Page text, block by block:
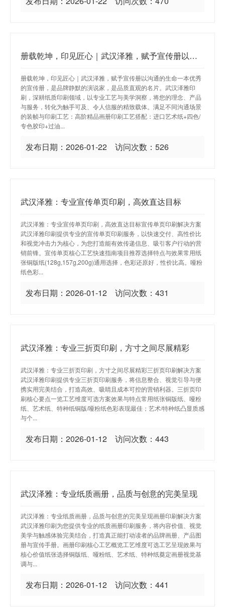
册载乾坤，印见匠心｜武汉泽雅，赋予宣传册以沟通的生命
册载乾坤，印见匠心｜武汉泽雅，赋予宣传册以沟通的生命一本优秀
的宣传册，是品牌静默的演说家，是品质直观的名片。武汉泽雅印
刷，深耕纸质印刷领域，以专业工艺与美学洞察，将您的理念、产品
与服务，转化为触手可及、令人信服的精致载体。满足不同沟通场景
的装帧与印刷工艺：高阶精品画册印刷工艺搭配：进口艺术纸+四色/
专色胶印+过油...
发布日期：2026-01-22 访问次数：526
武汉泽雅：专业宣传单页印刷，高效直达目标
武汉泽雅：专业宣传单页印刷，高效直达目标宣传单页印刷解决方案
武汉泽雅印刷提供专业的宣传单页印刷服务，以快速交付、高性价比
和视觉冲击力为核心，为您打造能有效传递信息、吸引客户行动的营
销前锋。宣传单页核心工艺快速指南项目推荐选择特点与效果常用纸
张铜版纸(128g,157g,200g)通用选择，色彩还原好，性价比高。哑粉
纸色彩...
发布日期：2026-01-12 访问次数：431
武汉泽雅：专业三折页印刷，方寸之间尽展精彩
武汉泽雅：专业三折页印刷，方寸之间尽展精彩三折页印刷解决方案
武汉泽雅印刷提供专业三折页印刷服务，将信息整合、视觉引导与便
携实用完美结合，打造高效、吸睛且成本可控的营销利器。三折页印
刷核心要点一览工艺维度可选方案效果与特点常用纸张铜版纸、哑粉
纸、艺术纸、特种纸铜版/哑粉纸色彩表现最佳；艺术/特种纸凸显质感
与个...
发布日期：2026-01-12 访问次数：443
武汉泽雅：专业纸质画册，品质与创意的完美呈现
武汉泽雅：专业纸质画册，品质与创意的完美呈现画册印刷解决方案
武汉泽雅印刷为您提供专业的纸质画册印刷服务，将内容价值、视觉
美学与触感体验完美结合，打造真正能打动读者的品牌画册、产品图
册与宣传手册。画册印刷核心工艺概览工艺维度可选工艺呈现效果与
核心价值纸张选择铜版纸、哑粉纸、艺术纸、特种纸奠定画册视觉基
调与...
发布日期：2026-01-12 访问次数：441